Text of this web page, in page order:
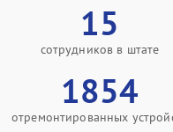
15
сотрудников в штате
1854
отремонтированных